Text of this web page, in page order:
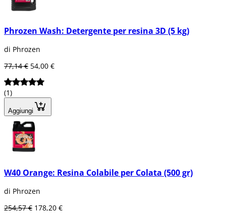
Phrozen Wash: Detergente per resina 3D (5 kg)
di Phrozen
77,14 € 54,00 €
(1)
Aggiungi
W40 Orange: Resina Colabile per Colata (500 gr)
di Phrozen
254,57 € 178,20 €